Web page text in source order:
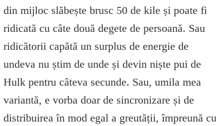
din mijloc slăbește brusc 50 de kile și poate fi
ridicată cu câte două degete de persoană. Sau
ridicătorii capătă un surplus de energie de
undeva nu știm de unde și devin niște pui de
Hulk pentru câteva secunde. Sau, umila mea
variantă, e vorba doar de sincronizare și de
distribuirea în mod egal a greutății, împreună cu